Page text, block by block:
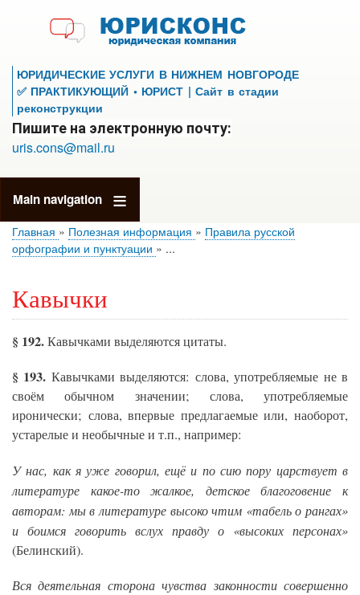
к
основному
содержанию
ЮРИДИЧЕСКИЕ УСЛУГИ В НИЖНЕМ НОВГОРОДЕ
✅ ПРАКТИКУЮЩИЙ • ЮРИСТ | Сайт в стадии
реконструкции
Пишите на электронную почту:
uris.cons@mail.ru
Main navigation
Главная Полезная информация
Правила русской
орфографии и пунктуации
...
Кавычки
§ 192.Кавычками выделяются цитаты.
§ 193. Кавычками выделяются: слова, употребляемые не в
своём обычном значении; слова, употребляемые
иронически; слова, впервые предлагаемые или, наоборот,
устарелые и необычные и т.п., например:
У нас, как я уже говорил, ещё и по сию пору царствует в
литературе какое-то жалкое, детское благоговение к
авторам: мы в литературе высоко чтим «табель о рангах»
и боимся говорить вслух правду о «высоких персонах»
(Белинский).
Вся деятельная сторона чувства законности совершенно